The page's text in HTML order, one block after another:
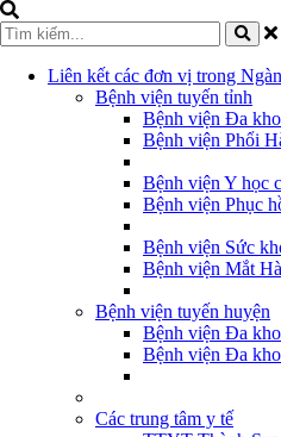
Liên kết các đơn vị trong
Bệnh viện tuyến tỉnh
Bệnh viện Đa
Bệnh viện Phổi
Bệnh viện Y học
Bệnh viện Phục
Bệnh viện Sức
Bệnh viện Mắt
Bệnh viện tuyến huyện
Bệnh viện Đa
Bệnh viện Đa
Các trung tâm y tế